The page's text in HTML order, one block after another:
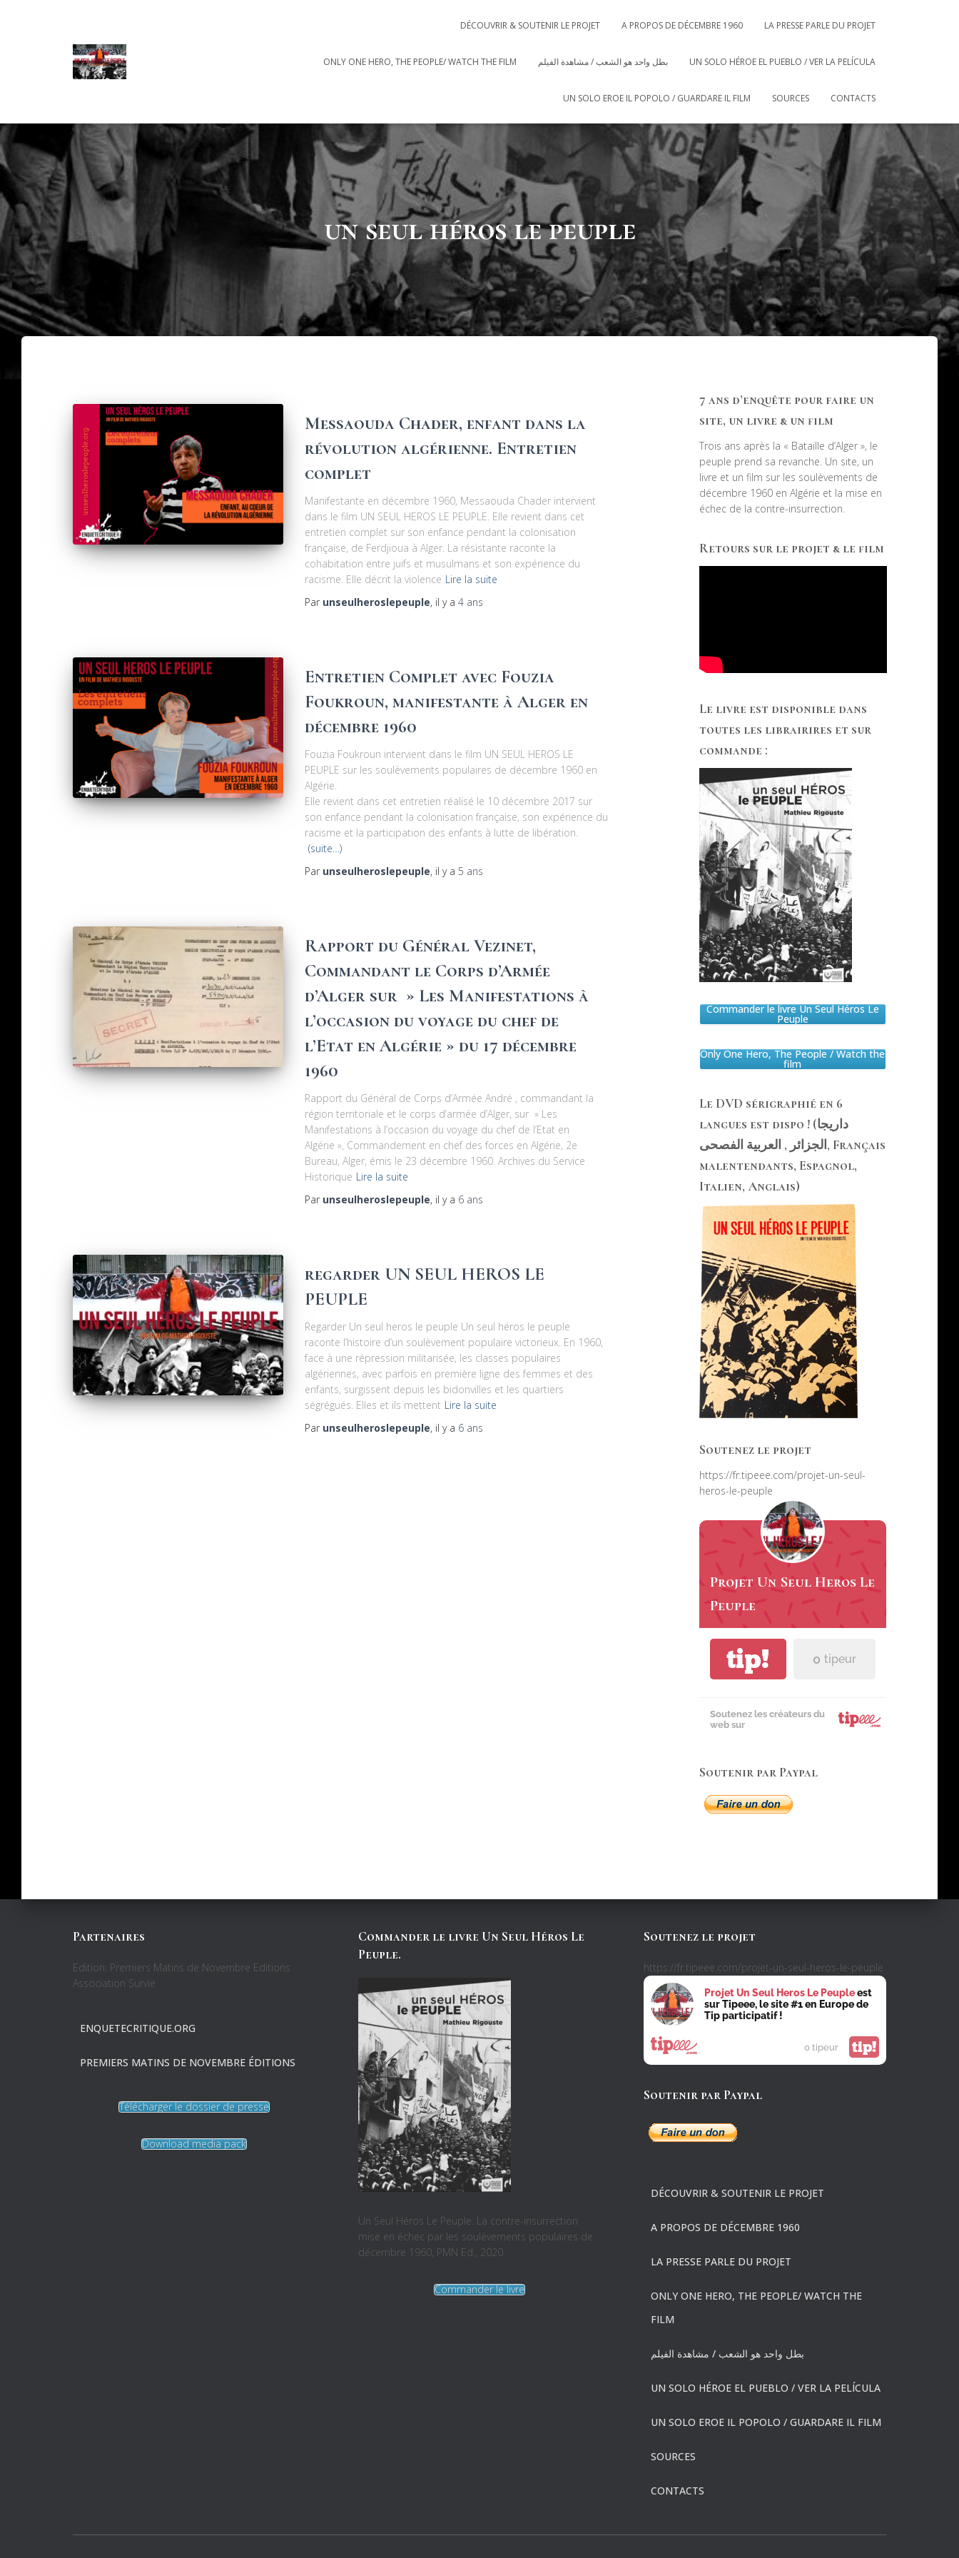
DÉCOUVRIR & SOUTENIR LE PROJET A PROPOS DE DÉCEMBRE 1960 LA PRESSE PARLE DU PROJET
ONLY ONE HERO, THE PEOPLE/ WATCH THE FILM بطل واحد هو الشعب / مشاهدة الفيلم UN SOLO HÉROE EL PUEBLO / VER LA PELÍCULA
UN SOLO EROE IL POPOLO / GUARDARE IL FILM SOURCES CONTACTS
un seul héros le peuple
Messaouda Chader, enfant dans la
révolution algérienne. Entretien
complet
Manifestante en décembre 1960, Messaouda Chader intervient
dans le film UN SEUL HEROS LE PEUPLE. Elle revient dans cet
entretien complet sur son enfance pendant la colonisation
française, de Ferdjioua à Alger. La résistante raconte la
cohabitation entre juifs et musulmans et son expérience du
racisme. Elle décrit la violence Lire la suite
Par unseulheroslepeuple, il y a 4 ans
Entretien Complet avec Fouzia
Foukroun, manifestante à Alger en
décembre 1960
Fouzia Foukroun intervient dans le film UN SEUL HEROS LE
PEUPLE sur les soulèvements populaires de décembre 1960 en
Algérie.
Elle revient dans cet entretien réalisé le 10 décembre 2017 sur
son enfance pendant la colonisation française, son expérience du
racisme et la participation des enfants à lutte de libération.
(suite…)
Par unseulheroslepeuple, il y a 5 ans
Rapport du Général Vezinet,
Commandant le Corps d’Armée
d’Alger sur » Les Manifestations à
l’occasion du voyage du chef de
l’Etat en Algérie » du 17 décembre
1960
Rapport du Général de Corps d’Armée André , commandant la
région territoriale et le corps d’armée d’Alger, sur » Les
Manifestations à l’occasion du voyage du chef de l’Etat en
Algérie », Commandement en chef des forces en Algérie, 2e
Bureau, Alger, émis le 23 décembre 1960. Archives du Service
Historique Lire la suite
Par unseulheroslepeuple, il y a 6 ans
regarder UN SEUL HEROS LE
PEUPLE
Regarder Un seul heros le peuple Un seul héros le peuple
raconte l’histoire d’un soulèvement populaire victorieux. En 1960,
face à une répression militarisée, les classes populaires
algériennes, avec parfois en première ligne des femmes et des
enfants, surgissent depuis les bidonvilles et les quartiers
ségrégués. Elles et ils mettent Lire la suite
Par unseulheroslepeuple, il y a 6 ans
7 ans d’enquête pour faire un
site, un livre & un film
Trois ans après la « Bataille d’Alger », le
peuple prend sa revanche. Un site, un
livre et un film sur les soulèvements de
décembre 1960 en Algérie et la mise en
échec de la contre-insurrection.
Retours sur le projet & le film
Le livre est disponible dans
toutes les librairires et sur
commande :
Commander le livre Un Seul Héros Le
Peuple
Only One Hero, The People / Watch the
film
Le DVD sérigraphié en 6
langues est dispo ! (داريجا
الجزائر , العربية الفصحى, Français
malentendants, Espagnol,
Italien, Anglais)
Soutenez le projet
https://fr.tipeee.com/projet-un-seul-
heros-le-peuple
Projet Un Seul Heros Le
Peuple
tip! 0 tipeur
Soutenez les créateurs du
web sur
Soutenir par Paypal
Partenaires
Edition: Premiers Matins de Novembre Editions
Association Survie
ENQUETECRITIQUE.ORG
PREMIERS MATINS DE NOVEMBRE ÉDITIONS
Télécharger le dossier de presse
Download media pack
Commander le livre Un Seul Héros Le
Peuple.
Un Seul Héros Le Peuple. La contre-insurrection
mise en échec par les soulèvements populaires de
décembre 1960, PMN Ed., 2020.
Commander le livre
Soutenez le projet
https://fr.tipeee.com/projet-un-seul-heros-le-peuple
Projet Un Seul Heros Le Peupleest
sur Tipeee, le site #1 en Europe de
Tip participatif !
0 tipeur tip!
Soutenir par Paypal
DÉCOUVRIR & SOUTENIR LE PROJET
A PROPOS DE DÉCEMBRE 1960
LA PRESSE PARLE DU PROJET
ONLY ONE HERO, THE PEOPLE/ WATCH THE
FILM
بطل واحد هو الشعب / مشاهدة الفيلم
UN SOLO HÉROE EL PUEBLO / VER LA PELÍCULA
UN SOLO EROE IL POPOLO / GUARDARE IL FILM
SOURCES
CONTACTS